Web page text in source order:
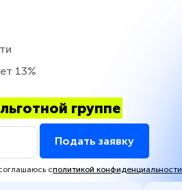
13%
группе
Подать заявку
сполитикой конфиденциальности